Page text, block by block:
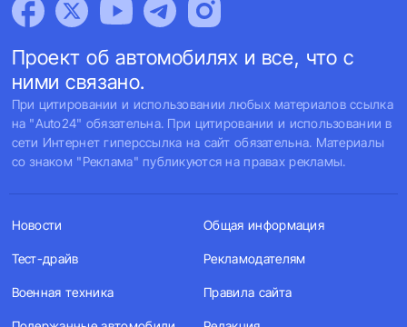
Проект об автомобилях и все, что с
ними связано.
При цитировании и использовании любых материалов ссылка
на "Auto24" обязательна. При цитировании и использовании в
сети Интернет гиперссылка на сайт обязательна. Материалы
со знаком "Реклама" публикуются на правах рекламы.
Новости
Тест-драйв
Военная техника
Общая информация
Рекламодателям
Правила сайта